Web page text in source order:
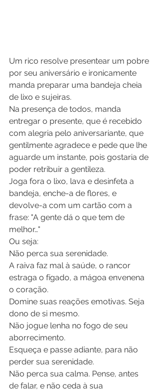
Um rico resolve presentear um pobre
por seu aniversário e ironicamente
manda preparar uma bandeja cheia
de lixo e sujeiras.
Na presença de todos, manda
entregar o presente, que é recebido
com alegria pelo aniversariante, que
gentilmente agradece e pede que lhe
aguarde um instante, pois gostaria de
poder retribuir a gentileza.
Joga fora o lixo, lava e desinfeta a
bandeja, enche-a de flores, e
devolve-a com um cartão com a
frase: "A gente dá o que tem de
melhor…"
Ou seja:
Não perca sua serenidade.
A raiva faz mal à saúde, o rancor
estraga o fígado, a mágoa envenena
o coração.
Domine suas reações emotivas. Seja
dono de si mesmo.
Não jogue lenha no fogo de seu
aborrecimento.
Esqueça e passe adiante, para não
perder sua serenidade.
Não perca sua calma. Pense, antes
de falar, e não ceda à sua